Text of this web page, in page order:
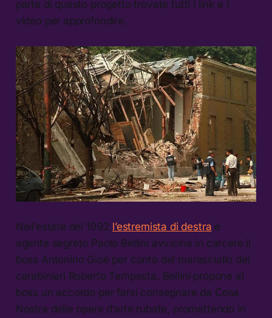
parte di questo progetto trovate tutti i link e i
video per approfondire.
Nell’estate del 1992 l’estremista di destra e
agente segreto Paolo Bellini avvicina in carcere il
boss Antonino Gioè per conto del maresciallo dei
carabinieri Roberto Tempesta. Bellini propone al
boss un accordo per farsi consegnare da Cosa
Nostra delle opere d’arte rubate, promettendo in